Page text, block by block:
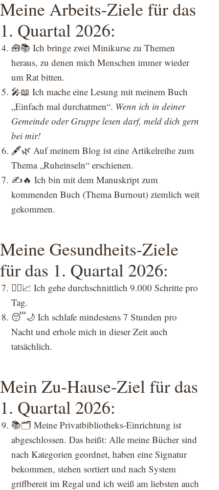
Meine Arbeits-Ziele für das
1. Quartal 2026:
🧰📚 Ich bringe zwei Minikurse zu Themen
heraus, zu denen mich Menschen immer wieder
um Rat bitten.
🎤📖 Ich mache eine Lesung mit meinem Buch
„Einfach mal durchatmen“. Wenn ich in deiner
Gemeinde oder Gruppe lesen darf, meld dich gern
bei mir!
🖋️🌿 Auf meinem Blog ist eine Artikelreihe zum
Thema „Ruheinseln“ erschienen.
✍️🔥 Ich bin mit dem Manuskript zum
kommenden Buch (Thema Burnout) ziemlich weit
gekommen.
Meine Gesundheits-Ziele
für das 1. Quartal 2026:
🚶‍♂️📈 Ich gehe durchschnittlich 9.000 Schritte pro
Tag.
😴🌙 Ich schlafe mindestens 7 Stunden pro
Nacht und erhole mich in dieser Zeit auch
tatsächlich.
Mein Zu-Hause-Ziel für das
1. Quartal 2026:
📚🗂️ Meine Privatbibliotheks-Einrichtung ist
abgeschlossen. Das heißt: Alle meine Bücher sind
nach Kategorien geordnet, haben eine Signatur
bekommen, stehen sortiert und nach System
griffbereit im Regal und ich weiß am liebsten auch